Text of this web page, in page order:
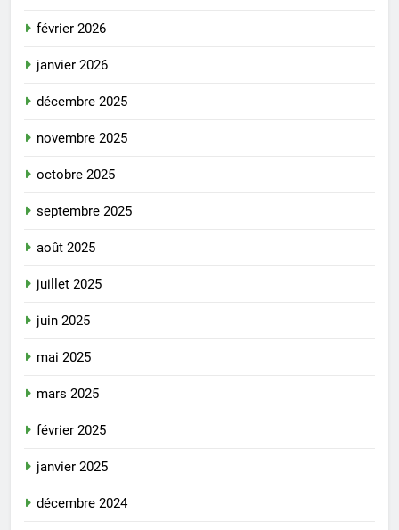
février 2026
janvier 2026
décembre 2025
novembre 2025
octobre 2025
septembre 2025
août 2025
juillet 2025
juin 2025
mai 2025
mars 2025
février 2025
janvier 2025
décembre 2024